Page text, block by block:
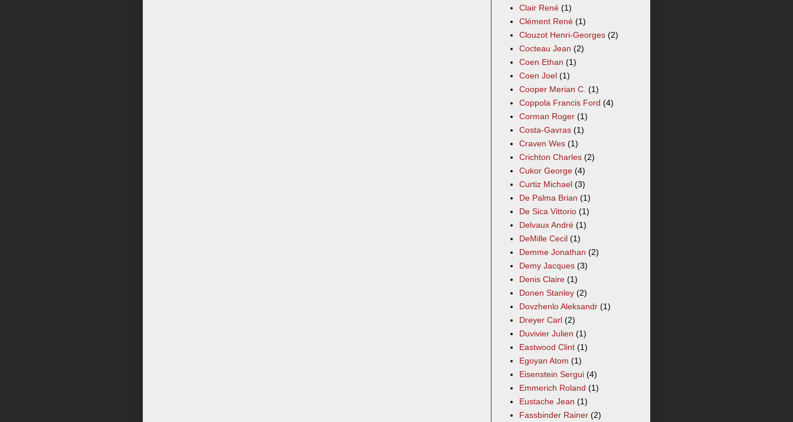
Clair René (1)
Clément René (1)
Clouzot Henri-Georges (2)
Cocteau Jean (2)
Coen Ethan (1)
Coen Joel (1)
Cooper Merian C. (1)
Coppola Francis Ford (4)
Corman Roger (1)
Costa-Gavras (1)
Craven Wes (1)
Crichton Charles (2)
Cukor George (4)
Curtiz Michael (3)
De Palma Brian (1)
De Sica Vittorio (1)
Delvaux André (1)
DeMille Cecil (1)
Demme Jonathan (2)
Demy Jacques (3)
Denis Claire (1)
Donen Stanley (2)
Dovzhenlo Aleksandr (1)
Dreyer Carl (2)
Duvivier Julien (1)
Eastwood Clint (1)
Egoyan Atom (1)
Eisenstein Sergui (4)
Emmerich Roland (1)
Eustache Jean (1)
Fassbinder Rainer (2)